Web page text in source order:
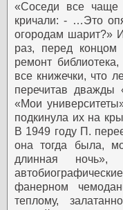
«Соседи все чаще
кричали: - …Это
огородам шарит?»
раз, перед
ремонт
все книжечки, что
перечитав дважды
«Мои
подкинула их на
В 1949 году П.
она тогда была,
длинная
фанерном
теплому,